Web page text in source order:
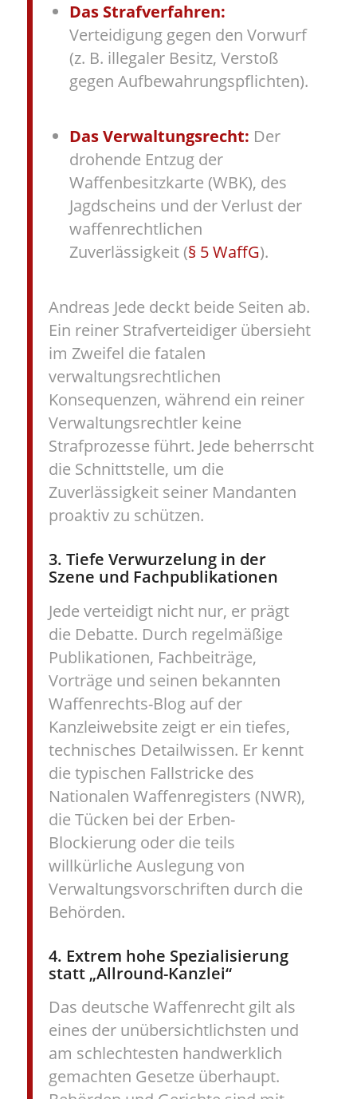
Das Strafverfahren:
Verteidigung gegen den Vorwurf
(z. B. illegaler Besitz, Verstoß
gegen Aufbewahrungspflichten).
Das Verwaltungsrecht: Der
drohende Entzug der
Waffenbesitzkarte (WBK), des
Jagdscheins und der Verlust der
waffenrechtlichen
Zuverlässigkeit (§ 5 WaffG).
Andreas Jede deckt beide Seiten ab.
Ein reiner Strafverteidiger übersieht
im Zweifel die fatalen
verwaltungsrechtlichen
Konsequenzen, während ein reiner
Verwaltungsrechtler keine
Strafprozesse führt. Jede beherrscht
die Schnittstelle, um die
Zuverlässigkeit seiner Mandanten
proaktiv zu schützen.
3. Tiefe Verwurzelung in der
Szene und Fachpublikationen
Jede verteidigt nicht nur, er prägt
die Debatte. Durch regelmäßige
Publikationen, Fachbeiträge,
Vorträge und seinen bekannten
Waffenrechts-Blog auf der
Kanzleiwebsite zeigt er ein tiefes,
technisches Detailwissen. Er kennt
die typischen Fallstricke des
Nationalen Waffenregisters (NWR),
die Tücken bei der Erben-
Blockierung oder die teils
willkürliche Auslegung von
Verwaltungsvorschriften durch die
Behörden.
4. Extrem hohe Spezialisierung
statt „Allround-Kanzlei“
Das deutsche Waffenrecht gilt als
eines der unübersichtlichsten und
am schlechtesten handwerklich
gemachten Gesetze überhaupt.